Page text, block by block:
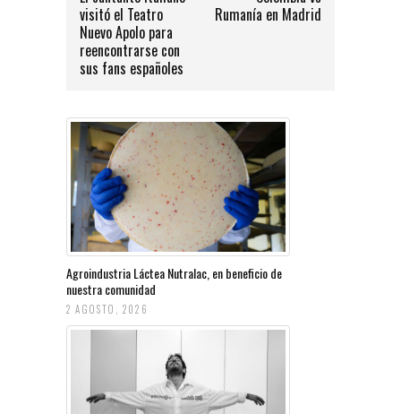
visitó el Teatro
Nuevo Apolo para
reencontrarse con
sus fans españoles
Rumanía en Madrid
Agroindustria Láctea Nutralac, en beneficio de
nuestra comunidad
2 AGOSTO, 2026